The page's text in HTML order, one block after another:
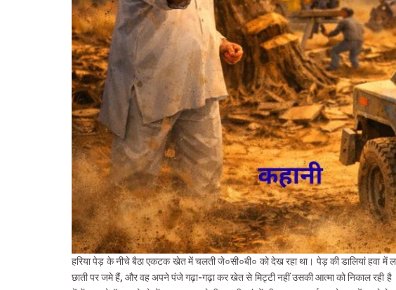
हरिया पेड़ के नीचे बैठा एकटक खेत में चलती जे०सी०बी० को देख रहा था। पेड़ की डालियां हवा में
छाती पर जमे हैं, और वह अपने पंजे गढ़ा-गढ़ा कर खेत से मिट्टी नहीं उसकी आत्मा को निकाल रही